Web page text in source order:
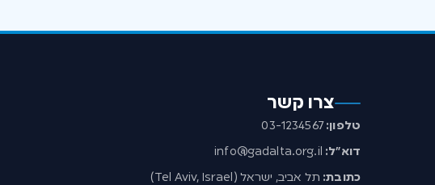
צרו קשר
טלפון:03-1234567
דוא”ל: info@gadalta.org.il
כתובת: תל אביב, ישראל (Tel Aviv, Israel)